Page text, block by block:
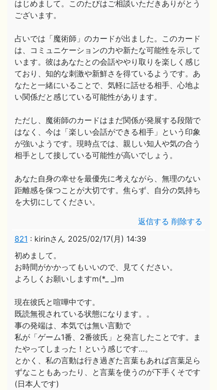
はじめまして。このたびはご相談いただきありがとう
ございます。
占いでは「魔術師」のカードが出ました。このカード
は、コミュニケーションの力や新たな可能性を示して
います。彼はあなたとの会話ややり取りを楽しく感じ
ており、知的な刺激や新鮮さを得ているようです。あ
なたと一緒にいることで、気軽に話せる相手、心地よ
い関係だと感じている可能性があります。
ただし、魔術師のカードはまだ関係が発展する段階で
はなく、今は「楽しい会話ができる相手」という印象
が強いようです。現時点では、親しい知人や気の合う
相手として接している可能性が高いでしょう。
あなた自身の幸せを最優先に考えながら、無理のない
距離感を保つことが大切です。焦らず、自分の気持ち
を大切にしてください。
返信する 削除する
821 : kirinさん 2025/02/17(月) 14:39
初めまして。
お時間がかかってもいいので、見てください。
よろしくお願いしますm(*_ _)m
現在彼氏と喧嘩中です。
既読無視されている状態になります。。
事の発端は、本気では無い言動で
私が「ゲーム1番、2番彼氏」と発言したことです。ま
たやってしまった！という感じです…。
とかく、私の言動は行き過ぎた言葉もあれば言葉足ら
ずなこともあったり、と言葉を使うのが下手くそです
(日本人です)